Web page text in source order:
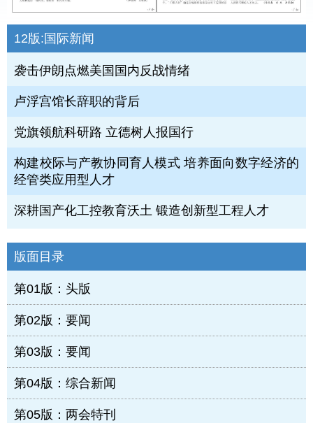
12版: 国际新闻
袭击伊朗点燃美国国内反战情绪
卢浮宫馆长辞职的背后
党旗领航科研路 立德树人报国行
构建校际与产教协同育人模式 培养面向数字经济的
经管类应用型人才
深耕国产化工控教育沃土 锻造创新型工程人才
版面目录
第01版：头版
第02版：要闻
第03版：要闻
第04版：综合新闻
第05版：两会特刊